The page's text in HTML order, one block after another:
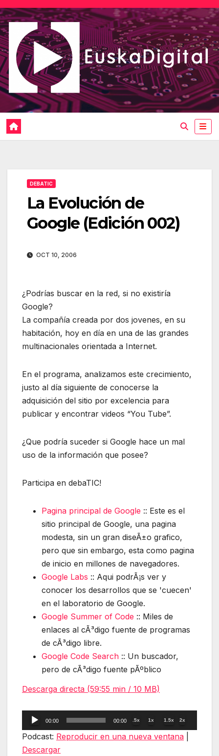
Saltar
al
contenido
DEBATIC
La Evolución de
Google (Edición 002)
OCT 10, 2006
¿Podrías buscar en la red, si no existiría
Google?
La compañía creada por dos jovenes, en su
habitación, hoy en día en una de las grandes
multinacionales orientada a Internet.
En el programa, analizamos este crecimiento,
justo al día siguiente de conocerse la
adquisición del sitio por excelencia para
publicar y encontrar videos “You Tube”.
¿Que podría suceder si Google hace un mal
uso de la información que posee?
Participa en debaTIC!
Pagina principal de Google :: Este es el
sitio principal de Google, una pagina
modesta, sin un gran diseÃ±o grafico,
pero que sin embargo, esta como pagina
de inicio en millones de navegadores.
Google Labs :: Aqui podrÃ¡s ver y
conocer los desarrollos que se 'cuecen'
en el laboratorio de Google.
Google Summer of Code :: Miles de
enlaces al cÃ³digo fuente de programas
de cÃ³digo libre.
Google Code Search :: Un buscador,
pero de cÃ³digo fuente pÃºblico
Descarga directa (59:55 min / 10 MB)
Reproductor
de
00:00 00:00 .5x 1x 1.5x 2x
Podcast: Reproducir en una nueva ventana
Descargar